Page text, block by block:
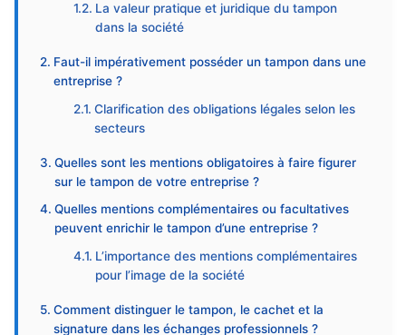
La valeur pratique et juridique du tampon
dans la société
Faut-il impérativement posséder un tampon dans une
entreprise ?
Clarification des obligations légales selon les
secteurs
Quelles sont les mentions obligatoires à faire figurer
sur le tampon de votre entreprise ?
Quelles mentions complémentaires ou facultatives
peuvent enrichir le tampon d’une entreprise ?
L’importance des mentions complémentaires
pour l’image de la société
Comment distinguer le tampon, le cachet et la
signature dans les échanges professionnels ?